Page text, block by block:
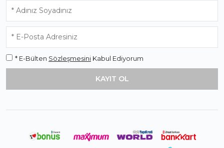
* E-Bülten Sözleşmesini Kabul Ediyorum